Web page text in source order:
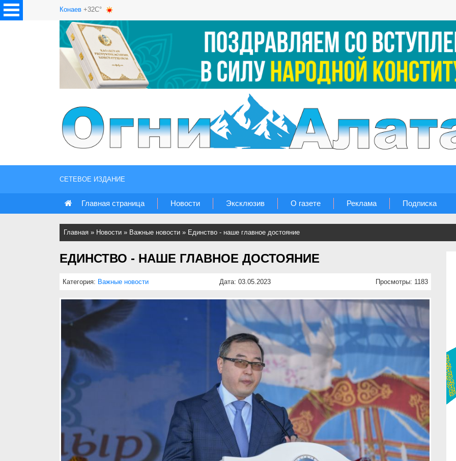
Конаев +32C°
СЕТЕВОЕ ИЗДАНИЕ
Главная страница Новости Эксклюзив О газете Реклама Подписка
Главная » Новости » Важные новости » Единство - наше главное достояние
ЕДИНСТВО - НАШЕ ГЛАВНОЕ ДОСТОЯНИЕ
Категория: Важные новости Дата: 03.05.2023 Просмотры: 1183